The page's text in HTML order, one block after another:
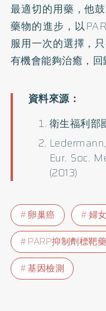
最適切的用藥，他
藥物的進步，以
服用一次的選擇，
有機會能夠治癒，回
衛生福利部
Eur. Soc.
(2013)
卵巢癌 婦
PARP抑制劑標靶藥
基因檢測